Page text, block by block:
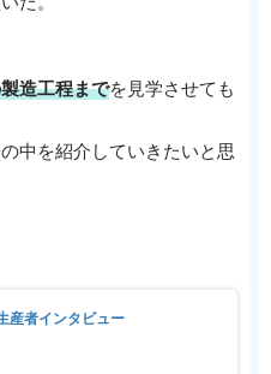
造工程までを見学させても
中を紹介していきたいと思
産者インタビュー